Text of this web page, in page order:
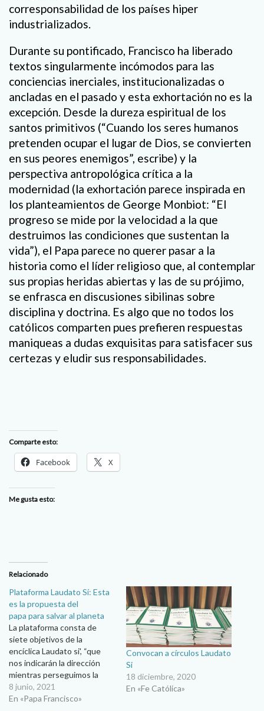
corresponsabilidad de los países hiper
industrializados.
Durante su pontificado, Francisco ha liberado
textos singularmente incómodos para las
conciencias inerciales, institucionalizadas o
ancladas en el pasado y esta exhortación no es la
excepción. Desde la dureza espiritual de los
santos primitivos (“Cuando los seres humanos
pretenden ocupar el lugar de Dios, se convierten
en sus peores enemigos”, escribe) y la
perspectiva antropológica crítica a la
modernidad (la exhortación parece inspirada en
los planteamientos de George Monbiot: “El
progreso se mide por la velocidad a la que
destruimos las condiciones que sustentan la
vida”), el Papa parece no querer pasar a la
historia como el líder religioso que, al contemplar
sus propias heridas abiertas y las de su prójimo,
se enfrasca en discusiones sibilinas sobre
disciplina y doctrina. Es algo que no todos los
católicos comparten pues prefieren respuestas
maniqueas a dudas exquisitas para satisfacer sus
certezas y eludir sus responsabilidades.
Comparte esto:
Facebook X
Me gusta esto:
Relacionado
Plataforma Laudato Sí: Esta
es la propuesta del
papa para salvar al planeta
La plataforma consta de
siete objetivos de la
encíclica Laudato si', “que
nos indicarán la dirección
mientras perseguimos la
visión de la ecología
integral". Agencias Seis
8 junio, 2021
En «Papa Francisco»
Convocan a círculos Laudato
Si
18 diciembre, 2020
En «Fe Católica»